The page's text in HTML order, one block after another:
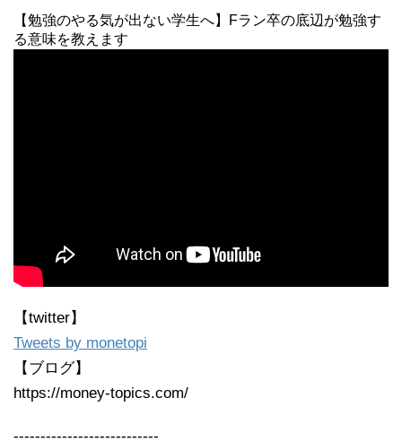
【勉強のやる気が出ない学生へ】Fラン卒の底辺が勉強す
る意味を教えます
【twitter】
Tweets by monetopi
【ブログ】
https://money-topics.com/
---------------------------